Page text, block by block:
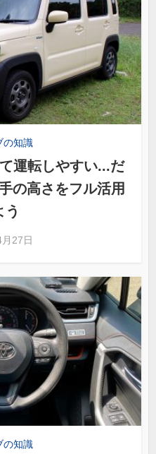
の知識
運転しやすい...だ
の高さをフル活用
う
27日
の知識